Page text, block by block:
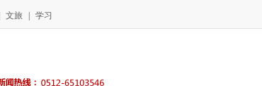
文旅 学习